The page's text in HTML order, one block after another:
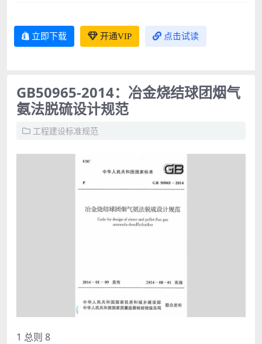
立即下载 开通VIP 点击试读
GB50965-2014：冶金烧结球团烟气
氨法脱硫设计规范
工程建设标准规范
1 总则 8